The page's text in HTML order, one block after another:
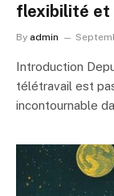
flexibilité et
By admin
Introduction
télétravail est
incontournable